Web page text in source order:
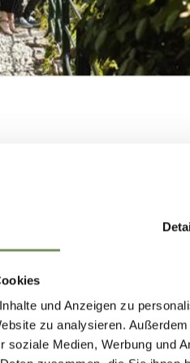
und Anzeigen zu
zu analysieren.
soziale Medien, Werbung und
realizzata con noce di
anche alla mostra.
lieti di dare il
DI
COSTRUIAMO